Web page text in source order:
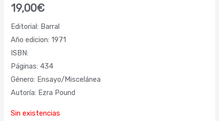
19,00€
Editorial: Barral
Año edicion: 1971
ISBN:
Páginas: 434
Género: Ensayo/Miscelánea
Autoría: Ezra Pound
Sin existencias